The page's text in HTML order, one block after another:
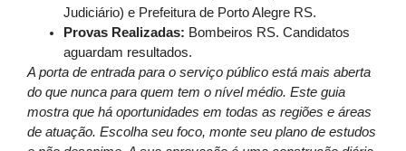
Judiciário) e Prefeitura de Porto Alegre RS.
Provas Realizadas: Bombeiros RS. Candidatos
aguardam resultados.
A porta de entrada para o serviço público está mais aberta
do que nunca para quem tem o nível médio. Este guia
mostra que há oportunidades em todas as regiões e áreas
de atuação. Escolha seu foco, monte seu plano de estudos